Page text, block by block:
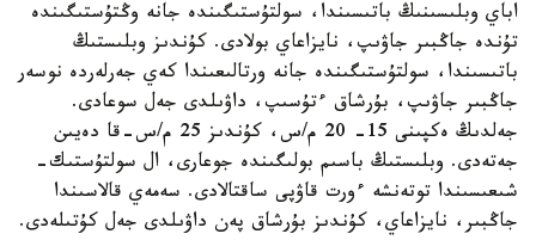
اباي وبلىسىنىڭ باتىسىندا، سولتۇستىگىندە جانە وڭتۇستىگىندە
تۇندە جاڭبىر جاۋىپ، نايزاعاي بولادى. كۇندىز وبلىستىڭ
باتىسىندا، سولتۇستىگىندە جانە ورتالىعىندا كەي جەرلەردە نوسەر
جاڭبىر جاۋىپ، بۇرشاق ءتۇسىپ، داۋىلدى جەل سوعادى.
جەلدىڭ ەكپىنى 15- 20 م/س، كۇندىز 25 م/س-قا دەيىن
جەتەدى. وبلىستىڭ باسىم بولىگىندە جوعارى، ال سولتۇستىك-
شىعىسىندا توتەنشە ءورت قاۋپى ساقتالادى. سەمەي قالاسىندا
جاڭبىر، نايزاعاي، كۇندىز بۇرشاق پەن داۋىلدى جەل كۇتىلەدى.